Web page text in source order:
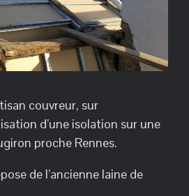
couvreur, sur
d’une isolation sur une
proche Rennes.
de l’ancienne laine de